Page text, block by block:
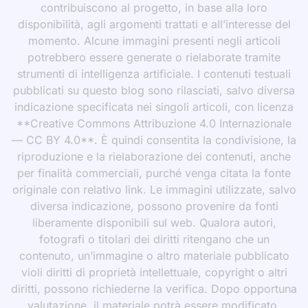
contribuiscono al progetto, in base alla loro
disponibilità, agli argomenti trattati e all’interesse del
momento. Alcune immagini presenti negli articoli
potrebbero essere generate o rielaborate tramite
strumenti di intelligenza artificiale. I contenuti testuali
pubblicati su questo blog sono rilasciati, salvo diversa
indicazione specificata nei singoli articoli, con licenza
**Creative Commons Attribuzione 4.0 Internazionale
— CC BY 4.0**. È quindi consentita la condivisione, la
riproduzione e la rielaborazione dei contenuti, anche
per finalità commerciali, purché venga citata la fonte
originale con relativo link. Le immagini utilizzate, salvo
diversa indicazione, possono provenire da fonti
liberamente disponibili sul web. Qualora autori,
fotografi o titolari dei diritti ritengano che un
contenuto, un’immagine o altro materiale pubblicato
violi diritti di proprietà intellettuale, copyright o altri
diritti, possono richiederne la verifica. Dopo opportuna